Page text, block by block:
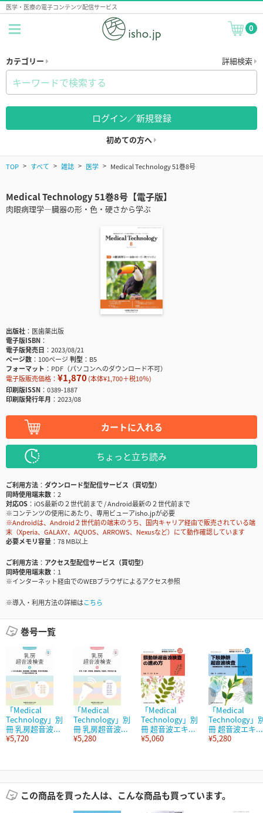
医学・医療の電子コンテンツ配信サービス
0
カテゴリー 詳細検索
ログイン／新規登録
初めての方へ
TOP すべて 雑誌 医学 Medical Technology 51巻8号
Medical Technology 51巻8号【電子版】
肉眼病理学―臓器の形・色・硬さから学ぶ
出版社
医歯薬出版
電子版ISBN
電子版発売日
2023/08/21
ページ数
100ページ判型
B5
フォーマット
PDF（パソコンへのダウンロード不可）
電子版販売価格： ¥1,870(本体¥1,700＋税10％)
印刷版ISSN
0389-1887
印刷版発行年月
2023/08
カートに入れる
ちょっと立ち読み
ご利用方法
ダウンロード型配信サービス（買切型）
同時使用端末数
2
対応OS
iOS最新の２世代前まで / Android最新の２世代前まで
※コンテンツの使用にあたり、専用ビューアisho.jpが必要
※Androidは、Android２世代前の端末のうち、国内キャリア経由で販売されている端
末（Xperia、GALAXY、AQUOS、ARROWS、Nexusなど）にて動作確認しています
必要メモリ容量
78 MB以上
ご利用方法
アクセス型配信サービス（買切型）
同時使用端末数
1
※インターネット経由でのWEBブラウザによるアクセス参照
※導入・利用方法の詳細はこちら
巻号一覧
「Medical
Technology」別
冊 乳房超音波...
¥5,720
「Medical
Technology」別
冊 乳房超音波...
¥5,280
「Medical
Technology」別
冊 超音波エキ...
¥5,060
「Medical
Technology」
冊 超音波エキ...
¥5,280
この商品を買った人は、こんな商品も買っています。